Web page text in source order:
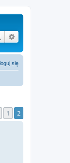
Szukaj
się
Poprzednia
1 2